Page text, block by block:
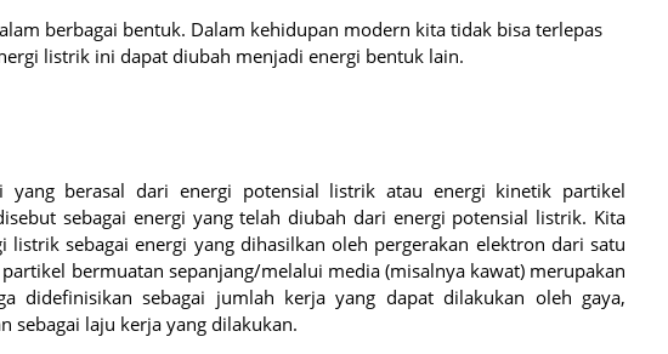
berbagai bentuk. Dalam kehidupan modern kita tidak bisa terlepas
listrik ini dapat diubah menjadi energi bentuk lain.
yang berasal dari energi potensial listrik atau energi kinetik partikel
sebagai energi yang telah diubah dari energi potensial listrik. Kita
listrik sebagai energi yang dihasilkan oleh pergerakan elektron dari satu
bermuatan sepanjang/melalui media (misalnya kawat) merupakan
didefinisikan sebagai jumlah kerja yang dapat dilakukan oleh gaya,
sebagai laju kerja yang dilakukan.